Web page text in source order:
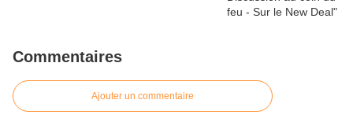
Commentaires
Ajouter un commentaire